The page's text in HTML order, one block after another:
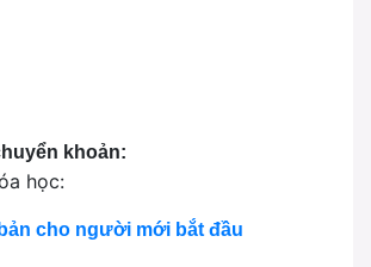
khoản:
học:
cho người mới bắt đầu